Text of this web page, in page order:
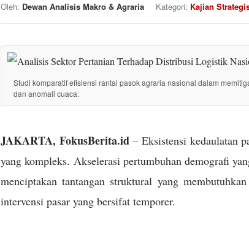
Oleh: Dewan Analisis Makro & Agraria Kategori: Kajian
Studi komparatif efisiensi rantai pasok agraria nasional dalam
dan anomali cuaca.
JAKARTA, FokusBerita.id– Eksistensi kedaulatan
yang kompleks. Akselerasi pertumbuhan demografi
menciptakan tantangan struktural yang
intervensi pasar yang bersifat temporer.